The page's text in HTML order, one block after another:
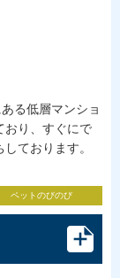
る低層マンショ
おり、すぐにで
ております。
ペットのびのび